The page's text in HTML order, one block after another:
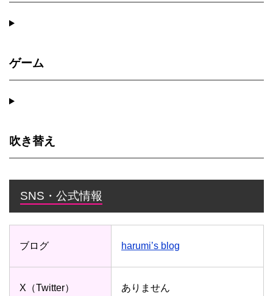
ゲーム
吹き替え
SNS・公式情報
ブログ harumi’s blog
X（Twitter） ありません